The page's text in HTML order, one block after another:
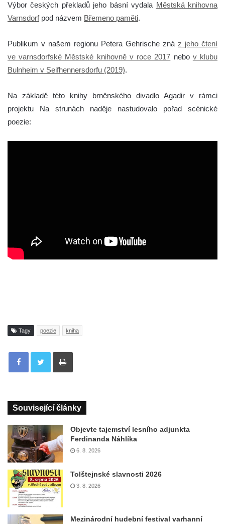
Výbor českých překladů jeho básní vydala Městská knihovna
Varnsdorfpod názvem Břemeno paměti.
Publikum v našem regionu Petera Gehrische zná z jeho čtení
ve varnsdorfské Městské knihovně v roce 2017 nebo v klubu
Bulnheim v Seifhennersdorfu (2019).
Na základě této knihy brněnského divadlo Agadir v rámci
projektu Na strunách naděje nastudovalo pořad scénické
poezie:
Tagy poezie kniha
Tisknout
Související články
Objevte tajemství lesního adjunkta
Ferdinanda Náhlíka
6. 8. 2026
Tolštejnské slavnosti 2026
3. 8. 2026
Mezinárodní hudební festival varhanní